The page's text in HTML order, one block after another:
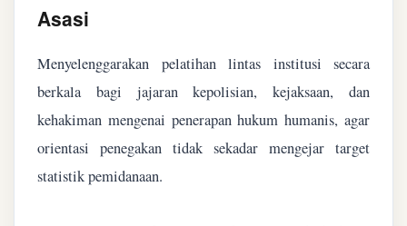
Asasi
Menyelenggarakan pelatihan lintas institusi secara
berkala bagi jajaran kepolisian, kejaksaan, dan
kehakiman mengenai penerapan hukum humanis, agar
orientasi penegakan tidak sekadar mengejar target
statistik pemidanaan.